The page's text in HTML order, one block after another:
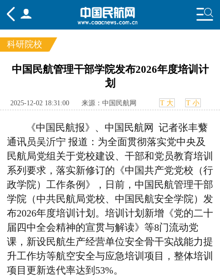
频道
国内
航图 智库 专题 舆情
科研院校
中国民航管理干部学院发布2026年度培训计
划
2025-12-02 18:31:00 来源：中国民航网 T 大 T 小
《中国民航报》、中国民航网 记者张丰蘩
通讯员吴沂宁 报道：为全面贯彻落实党中央及
民航局党组关于党校建设、干部和党员教育培训
系列要求，落实新修订的《中国共产党党校（行
政学院）工作条例》，日前，中国民航管理干部
学院（中共民航局党校、中国民航安全学院）发
布2026年度培训计划。培训计划新增《党的二十
届四中全会精神的宣贯与解读》等8门流动党
课，新设民航生产经营单位安全骨干实战能力提
升工作坊等航空安全与应急培训项目，整体培训
项目 更新迭代率达到53%。